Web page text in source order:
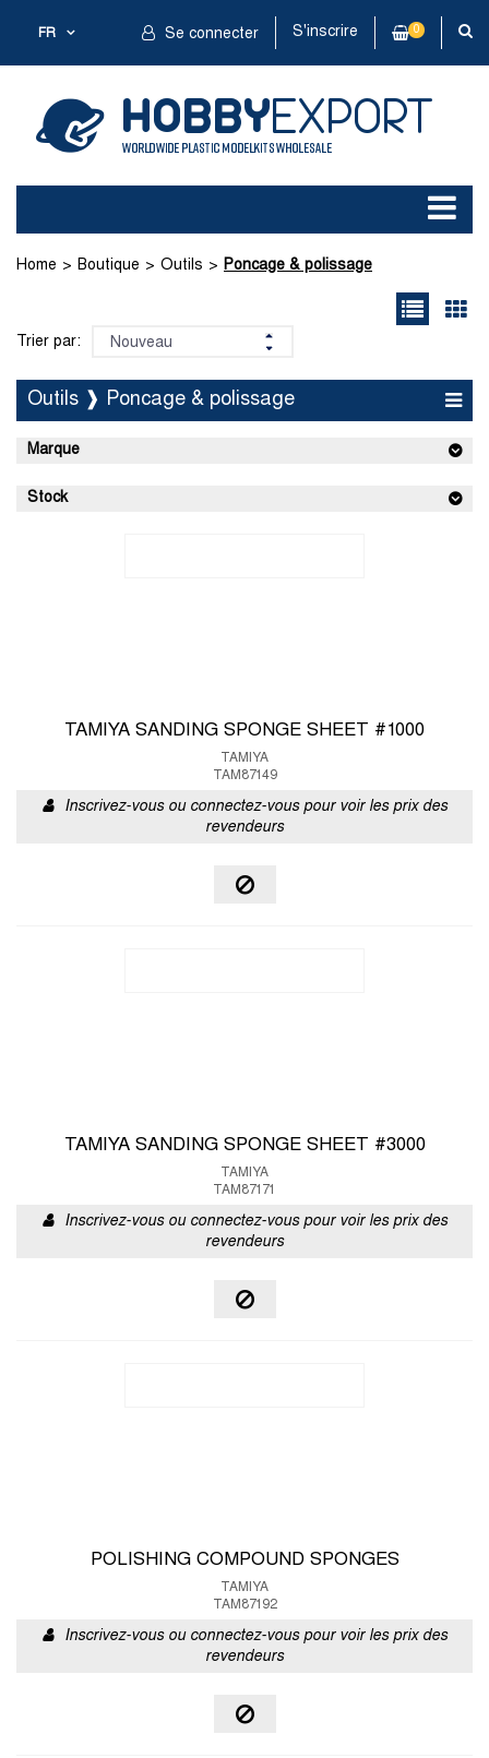
FR Se connecter S'inscrire 0
Home Boutique Outils Poncage & polissage
Trier par:
Outils ❱ Poncage & polissage
Marque
Stock
TAMIYA SANDING SPONGE SHEET #1000
TAMIYA
TAM87149
Inscrivez-vous ou connectez-vous pour voir les prix des
revendeurs
TAMIYA SANDING SPONGE SHEET #3000
TAMIYA
TAM87171
Inscrivez-vous ou connectez-vous pour voir les prix des
revendeurs
POLISHING COMPOUND SPONGES
TAMIYA
TAM87192
Inscrivez-vous ou connectez-vous pour voir les prix des
revendeurs